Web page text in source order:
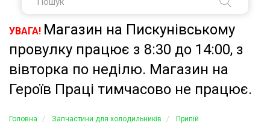
УВАГА! Магазин на Пискунівському
провулку працює з 8:30 до 14:00, з
вівторка по неділю. Магазин на
Героїв Праці тимчасово не працює.
Головна Запчастини для холодильників Припій